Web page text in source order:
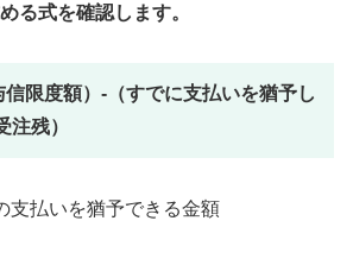
る式を確認します。
限度額）-（すでに支払いを猶予し
注残）
支払いを猶予できる金額